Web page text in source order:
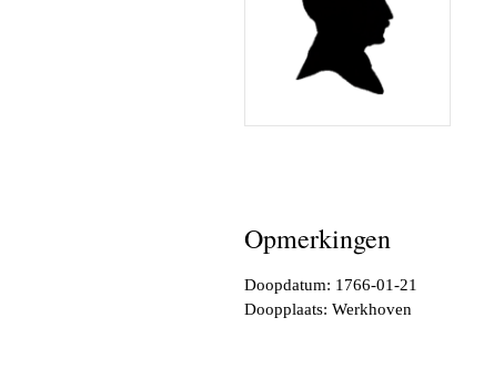
Opmerkingen
Doopdatum: 1766-01-21
Doopplaats: Werkhoven